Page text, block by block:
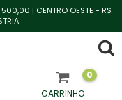
| CENTRO OESTE - R$
CARRINHO
0